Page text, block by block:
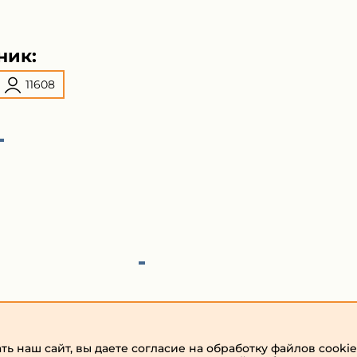
11608
наш сайт, вы даете согласие на обработку файлов cookie